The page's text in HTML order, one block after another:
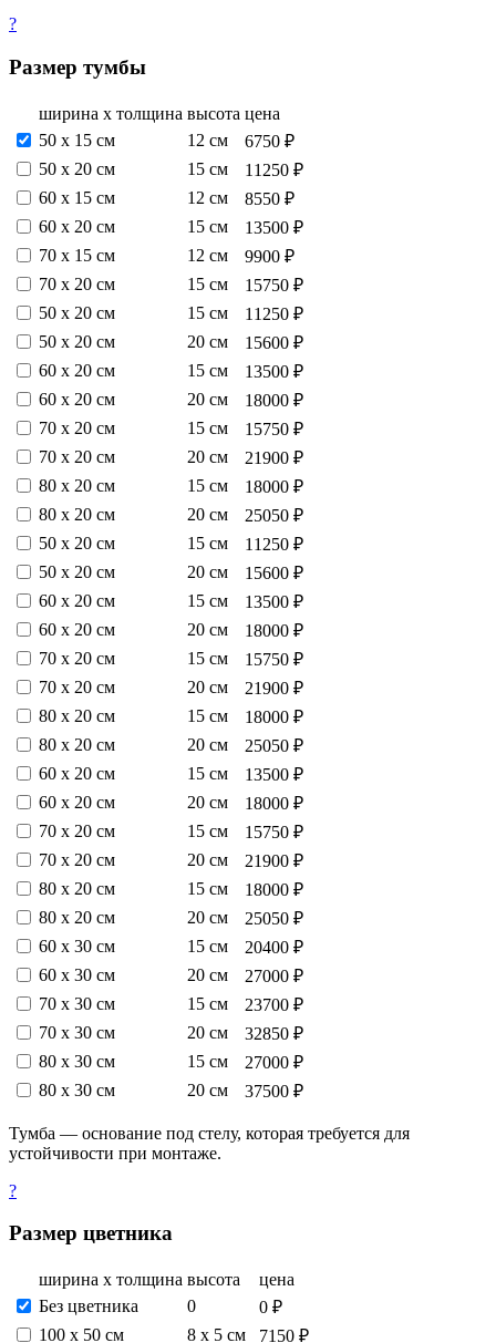
?
Размер тумбы
ширина х толщина высота цена
50 х 15 см
12 см
6750 ₽
50 х 20 см
15 см
11250 ₽
60 х 15 см
12 см
8550 ₽
60 х 20 см
15 см
13500 ₽
70 х 15 см
12 см
9900 ₽
70 х 20 см
15 см
15750 ₽
50 х 20 см
15 см
11250 ₽
50 х 20 см
20 см
15600 ₽
60 х 20 см
15 см
13500 ₽
60 х 20 см
20 см
18000 ₽
70 х 20 см
15 см
15750 ₽
70 х 20 см
20 см
21900 ₽
80 х 20 см
15 см
18000 ₽
80 х 20 см
20 см
25050 ₽
50 х 20 см
15 см
11250 ₽
50 х 20 см
20 см
15600 ₽
60 х 20 см
15 см
13500 ₽
60 х 20 см
20 см
18000 ₽
70 х 20 см
15 см
15750 ₽
70 х 20 см
20 см
21900 ₽
80 х 20 см
15 см
18000 ₽
80 х 20 см
20 см
25050 ₽
60 х 20 см
15 см
13500 ₽
60 х 20 см
20 см
18000 ₽
70 х 20 см
15 см
15750 ₽
70 х 20 см
20 см
21900 ₽
80 х 20 см
15 см
18000 ₽
80 х 20 см
20 см
25050 ₽
60 х 30 см
15 см
20400 ₽
60 х 30 см
20 см
27000 ₽
70 х 30 см
15 см
23700 ₽
70 х 30 см
20 см
32850 ₽
80 х 30 см
15 см
27000 ₽
80 х 30 см
20 см 37500 ₽
Тумба — основание под стелу, которая требуется для
устойчивости при монтаже.
?
Размер цветника
ширина х толщина высота
цена
Без цветника
0
0 ₽
100 х 50 см
8 х 5 см
7150 ₽